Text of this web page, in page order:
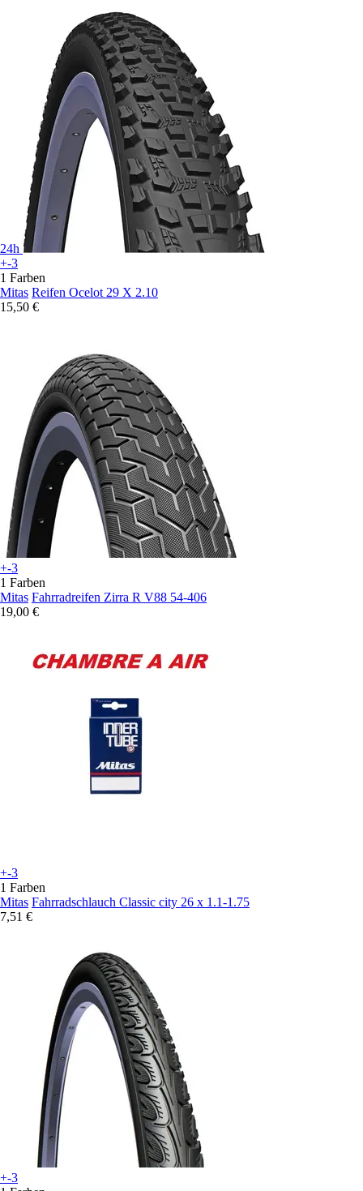
24h
+-3
1 Farben
Mitas Reifen Ocelot 29 X 2.10
15,50 €
+-3
1 Farben
Mitas Fahrradreifen Zirra R V88 54-406
19,00 €
+-3
1 Farben
Mitas Fahrradschlauch Classic city 26 x 1.1-1.75
7,51 €
+-3